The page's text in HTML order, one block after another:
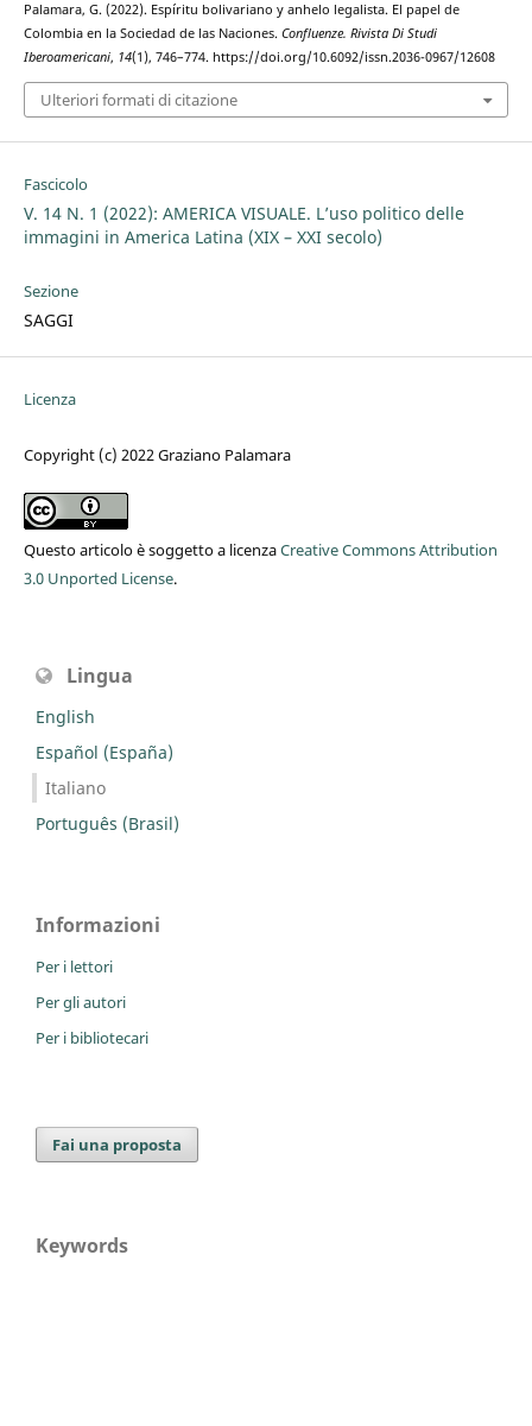
Palamara, G. (2022). Espíritu bolivariano y anhelo legalista. El papel de
Colombia en la Sociedad de las Naciones. Confluenze. Rivista Di Studi
Iberoamericani, 14(1), 746–774. https://doi.org/10.6092/issn.2036-0967/12608
Ulteriori formati di citazione
Fascicolo
V. 14 N. 1 (2022): AMERICA VISUALE. L’uso politico delle
immagini in America Latina (XIX – XXI secolo)
Sezione
SAGGI
Licenza
Copyright (c) 2022 Graziano Palamara
Questo articolo è soggetto a licenzaCreative Commons Attribution
3.0 Unported License.
Lingua
English
Español (España)
Italiano
Português (Brasil)
Informazioni
Per i lettori
Per gli autori
Per i bibliotecari
Fai una proposta
Keywords